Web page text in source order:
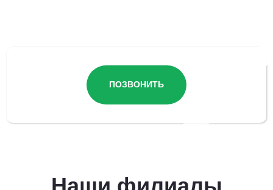
ПОЗВОНИТЬ